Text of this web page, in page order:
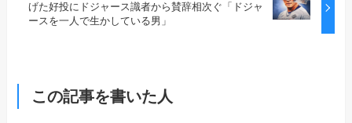
げた好投にドジャース識者から賛辞相次ぐ「ドジャ
ースを一人で生かしている男」
この記事を書いた人